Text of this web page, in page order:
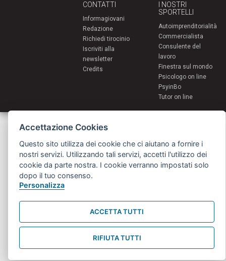
CONTATTI
Informagiovani
Redazione
Richiedi tirocinio
Iscriviti alla
newsletter
Credits
I NOSTRI
SPORTELLI
Autoimprenditorialità
Commercialista
Consulente del
lavoro
Finestra sul mondo
Psicologo on line
PsyinBo
Tutor on line
Comune di Bologna | Piazza Maggiore 6 - 40124 Bologna
Accettazione Cookies
Questo sito utilizza dei cookie che ci aiutano a fornire i
nostri servizi. Utilizzando tali servizi, accetti l'utilizzo dei
cookie da parte nostra. I cookie verranno impostati solo
dopo il tuo consenso.
Personalizza
ACCETTA TUTTI
RIFIUTA TUTTI